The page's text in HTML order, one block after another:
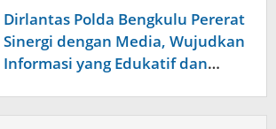
Dirlantas Polda Bengkulu Pererat
Sinergi dengan Media, Wujudkan
Informasi yang Edukatif dan